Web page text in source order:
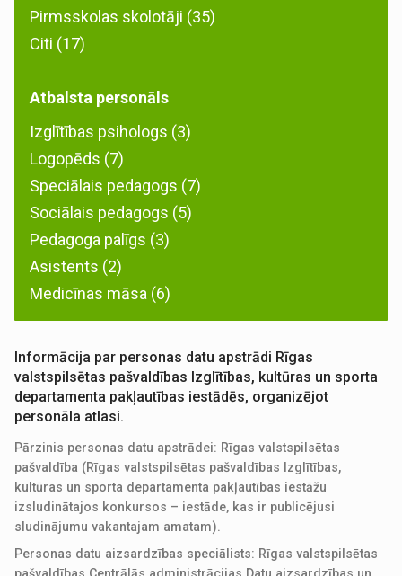
Pirmsskolas skolotāji (35)
Citi (17)
Atbalsta personāls
Izglītības psihologs (3)
Logopēds (7)
Speciālais pedagogs (7)
Sociālais pedagogs (5)
Pedagoga palīgs (3)
Asistents (2)
Medicīnas māsa (6)
Informācija par personas datu apstrādi Rīgas
valstspilsētas pašvaldības Izglītības, kultūras un sporta
departamenta pakļautības iestādēs, organizējot
personāla atlasi.
Pārzinis personas datu apstrādei: Rīgas valstspilsētas
pašvaldība (Rīgas valstspilsētas pašvaldības Izglītības,
kultūras un sporta departamenta pakļautības iestāžu
izsludinātajos konkursos – iestāde, kas ir publicējusi
sludinājumu vakantajam amatam).
Personas datu aizsardzības speciālists: Rīgas valstspilsētas